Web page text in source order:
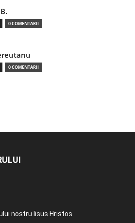
0 COMENTARII
0 COMENTARII
nostru Iisus Hristos